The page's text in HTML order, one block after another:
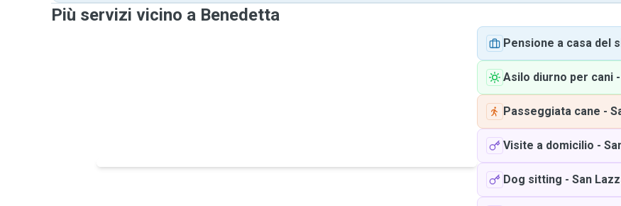
Più servizi vicino a Benedetta
Pensione a casa del
Asilo diurno per cani -
Passeggiata cane -
Visite a domicilio -
Dog sitting - San